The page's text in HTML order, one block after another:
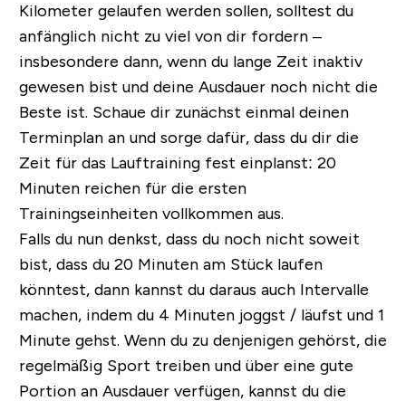
Kilometer gelaufen werden sollen, solltest du
anfänglich nicht zu viel von dir fordern –
insbesondere dann, wenn du lange Zeit inaktiv
gewesen bist und deine Ausdauer noch nicht die
Beste ist. Schaue dir zunächst einmal deinen
Terminplan an und sorge dafür,dass du dir die
Zeit für das Lauftraining fest einplanst: 20
Minuten reichen für die ersten
Trainingseinheiten vollkommen aus.
Falls du nun denkst, dass du noch nicht soweit
bist, dass du 20 Minuten am Stück laufen
könntest, dann kannst du daraus auch Intervalle
machen, indem du 4 Minuten joggst / läufst und 1
Minute gehst. Wenn du zu denjenigen gehörst, die
regelmäßig Sport treiben und über eine gute
Portion an Ausdauer verfügen, kannst du die